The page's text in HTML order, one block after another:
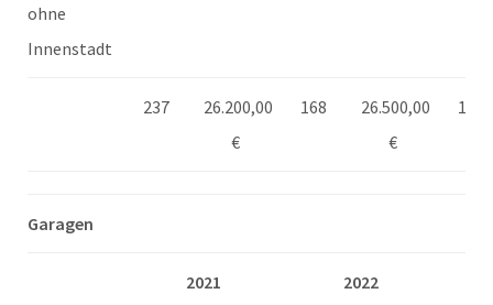
ohne
Innenstadt
237
26.200,00
€
168
26.500,00
€
132
Garagen
2021 2022